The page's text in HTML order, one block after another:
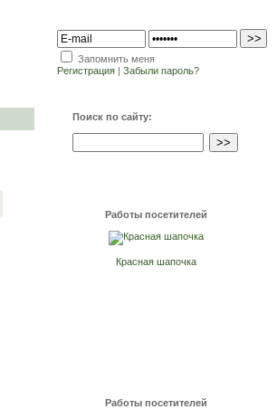
Запомнить меня
Регистрация | Забыли пароль?
Поиск по сайту:
Работы посетителей
Красная шапочка
Работы посетителей